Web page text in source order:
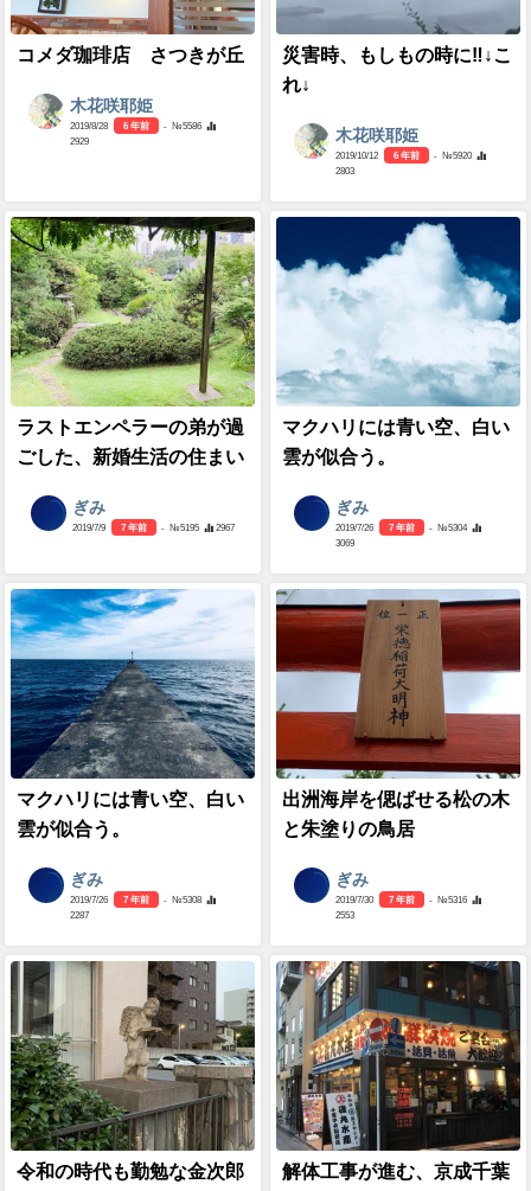
コメダ珈琲店 さつきが丘
木花咲耶姫
2019/8/28 6 年前
- №5586
2929
災害時、もしもの時に‼︎↓こ
れ↓
木花咲耶姫
2019/10/12 6 年前
- №5920
2803
ラストエンペラーの弟が過
ごした、新婚生活の住まい
ぎみ
2019/7/9 7 年前 - №5195 2967
マクハリには青い空、白い
雲が似合う。
ぎみ
2019/7/26 7 年前
- №5304
3069
マクハリには青い空、白い
雲が似合う。
ぎみ
2019/7/26 7 年前
- №5308
2287
出洲海岸を偲ばせる松の木
と朱塗りの鳥居
ぎみ
2019/7/30 7 年前
- №5316
2553
令和の時代も勤勉な金次郎 解体工事が進む、京成千葉